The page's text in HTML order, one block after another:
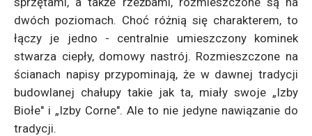
dwóch poziomach. Choć różnią się charakterem, to
łączy je jedno - centralnie umieszczony kominek
stwarza ciepły, domowy nastrój. Rozmieszczone na
ścianach napisy przypominają, że w dawnej tradycji
budowlanej chałupy takie jak ta, miały swoje „Izby
Biołe" i „Izby Corne". Ale to nie jedyne nawiązanie do
tradycji.